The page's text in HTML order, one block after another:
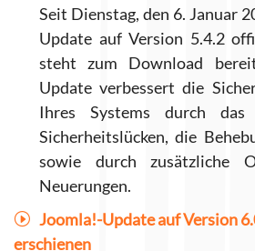
Seit Dienstag, den 6. Januar
Update auf Version 5.4.2
steht zum Download
Update verbessert die
Ihres Systems durch
Sicherheitslücken, die
sowie durch zusätzliche
Neuerungen.
Joomla!-Update auf Version
erschienen